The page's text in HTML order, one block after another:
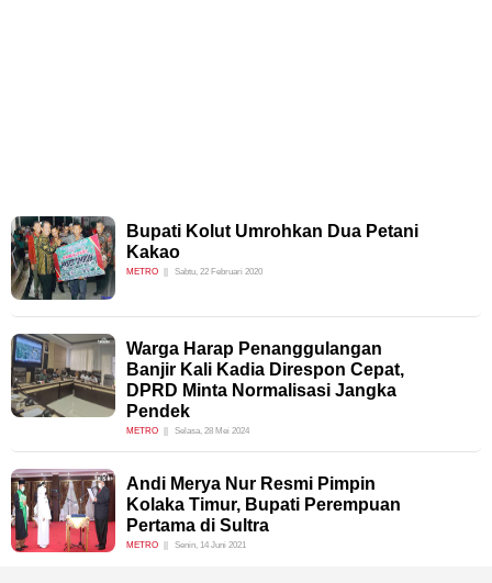
Bupati Kolut Umrohkan Dua Petani
Kakao
METRO Sabtu, 22 Februari 2020
Warga Harap Penanggulangan
Banjir Kali Kadia Direspon Cepat,
DPRD Minta Normalisasi Jangka
Pendek
METRO Selasa, 28 Mei 2024
Andi Merya Nur Resmi Pimpin
Kolaka Timur, Bupati Perempuan
Pertama di Sultra
METRO Senin, 14 Juni 2021